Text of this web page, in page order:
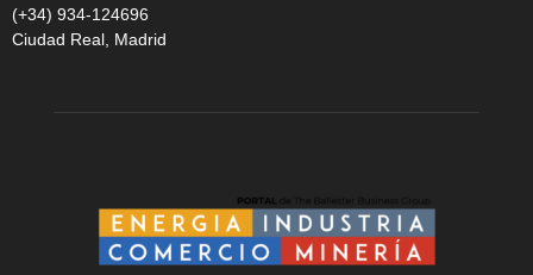
(+34) 934-124696
Ciudad Real, Madrid